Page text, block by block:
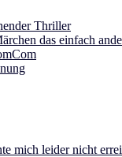
Thriller
das einfach
mich leider nicht